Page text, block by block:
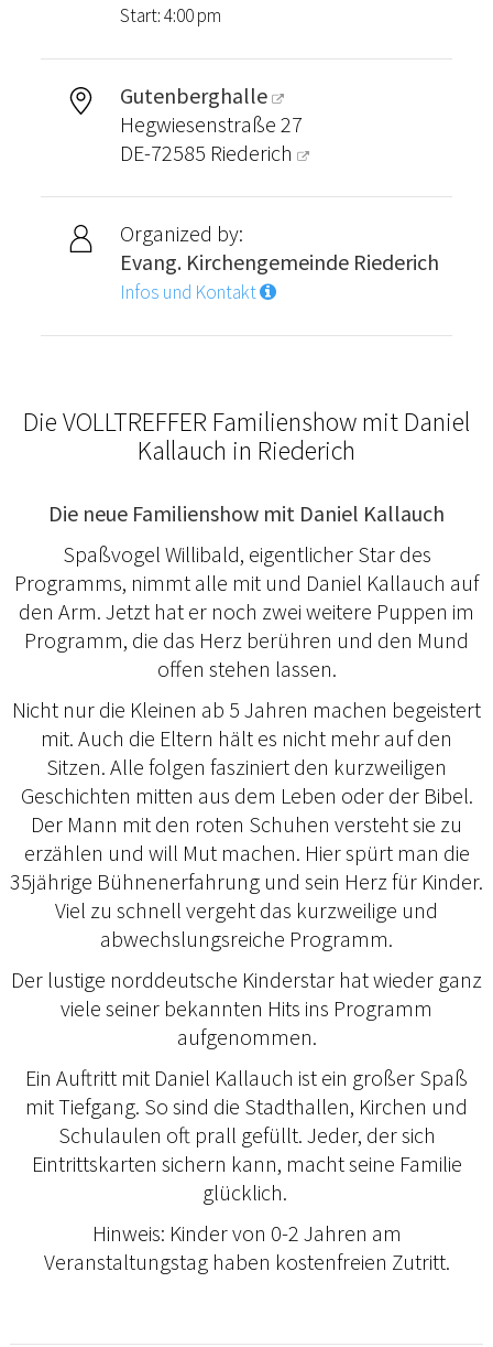
Start: 4:00 pm
Gutenberghalle
Hegwiesenstraße 27
DE-72585 Riederich
Organized by:
Evang. Kirchengemeinde Riederich
Infos und Kontakt
Die VOLLTREFFER Familienshow mit Daniel
Kallauch in Riederich
Die neue Familienshow mit Daniel Kallauch
Spaßvogel Willibald, eigentlicher Star des
Programms, nimmt alle mit und Daniel Kallauch auf
den Arm. Jetzt hat er noch zwei weitere Puppen im
Programm, die das Herz berühren und den Mund
offen stehen lassen.
Nicht nur die Kleinen ab 5 Jahren machen begeistert
mit. Auch die Eltern hält es nicht mehr auf den
Sitzen. Alle folgen fasziniert den kurzweiligen
Geschichten mitten aus dem Leben oder der Bibel.
Der Mann mit den roten Schuhen versteht sie zu
erzählen und will Mut machen. Hier spürt man die
35jährige Bühnenerfahrung und sein Herz für Kinder.
Viel zu schnell vergeht das kurzweilige und
abwechslungsreiche Programm.
Der lustige norddeutsche Kinderstar hat wieder ganz
viele seiner bekannten Hits ins Programm
aufgenommen.
Ein Auftritt mit Daniel Kallauch ist ein großer Spaß
mit Tiefgang. So sind die Stadthallen, Kirchen und
Schulaulen oft prall gefüllt. Jeder, der sich
Eintrittskarten sichern kann, macht seine Familie
glücklich.
Hinweis: Kinder von 0-2 Jahren am
Veranstaltungstag haben kostenfreien Zutritt.